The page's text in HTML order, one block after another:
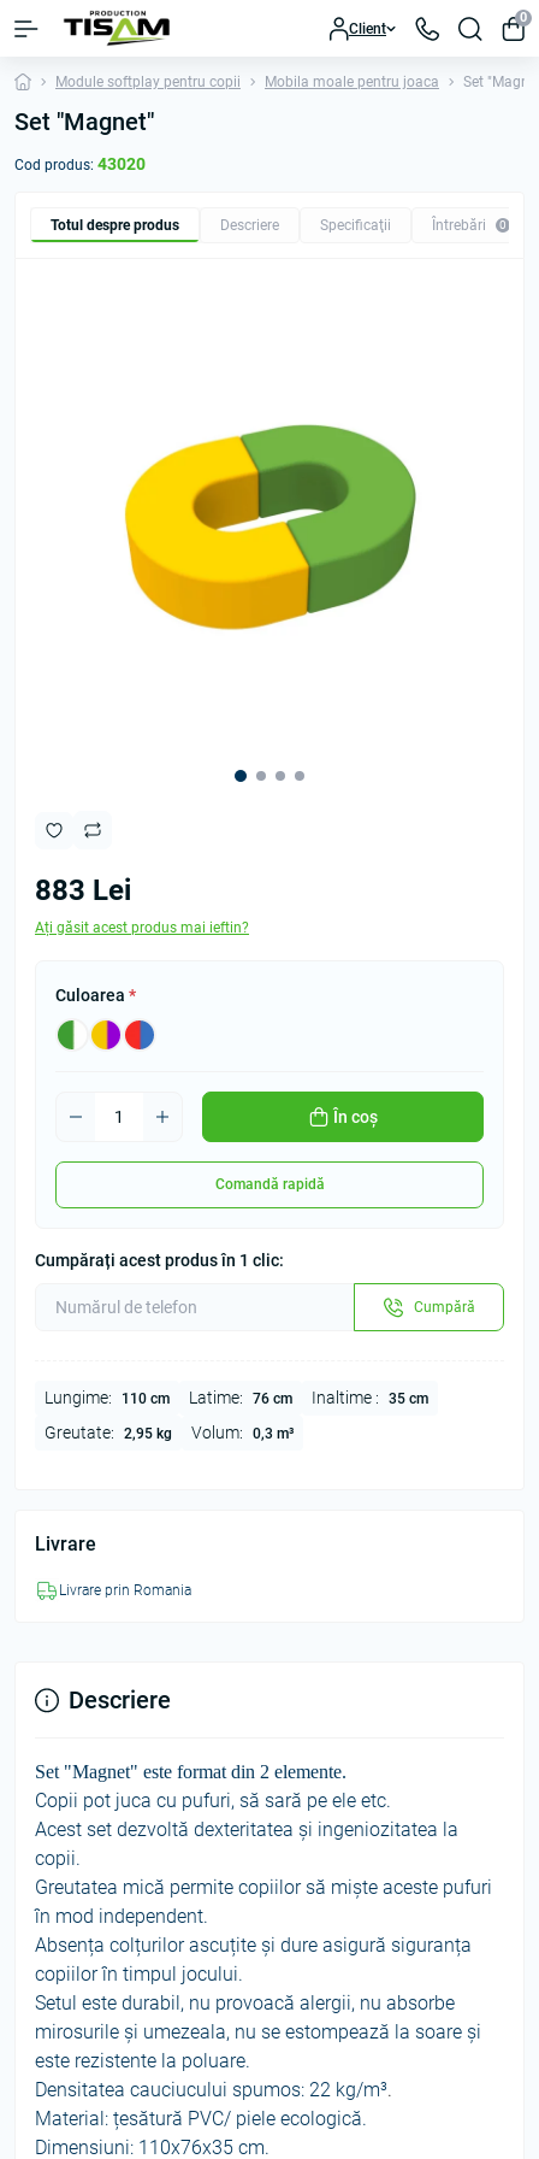
Client
0
Module softplay pentru copii Mobila moale pentru joaca Set
Set "Magnet"
Cod produs: 43020
Totul despre produs Descriere Specificaţii Întrebări 0
883 Lei
Ați găsit acest produs mai ieftin?
Culoarea *
În coș
Comandă rapidă
Cumpărați acest produs în 1 clic:
Cumpără
Lungime: 110 cm Latime: 76 cm Inaltime : 35 cm
Greutate: 2,95 kg Volum: 0,3 m³
Livrare
Livrare prin Romania
Descriere
Set "Magnet" este format din 2 elemente.
Copii pot juca cu pufuri, să sară pe ele etc.
Acest set dezvoltă dexteritatea și ingeniozitatea la
copii.
Greutatea mică permite copiilor să miște aceste pufuri
în mod independent.
Absența colțurilor ascuțite și dure asigură siguranța
copiilor în timpul jocului.
Setul este durabil, nu provoacă alergii, nu absorbe
mirosurile și umezeala, nu se estompează la soare și
este rezistente la poluare.
Densitatea cauciucului spumos: 22 kg/m³.
Material: țesătură PVC/ piele ecologică.
Dimensiuni: 110x76x35 cm.